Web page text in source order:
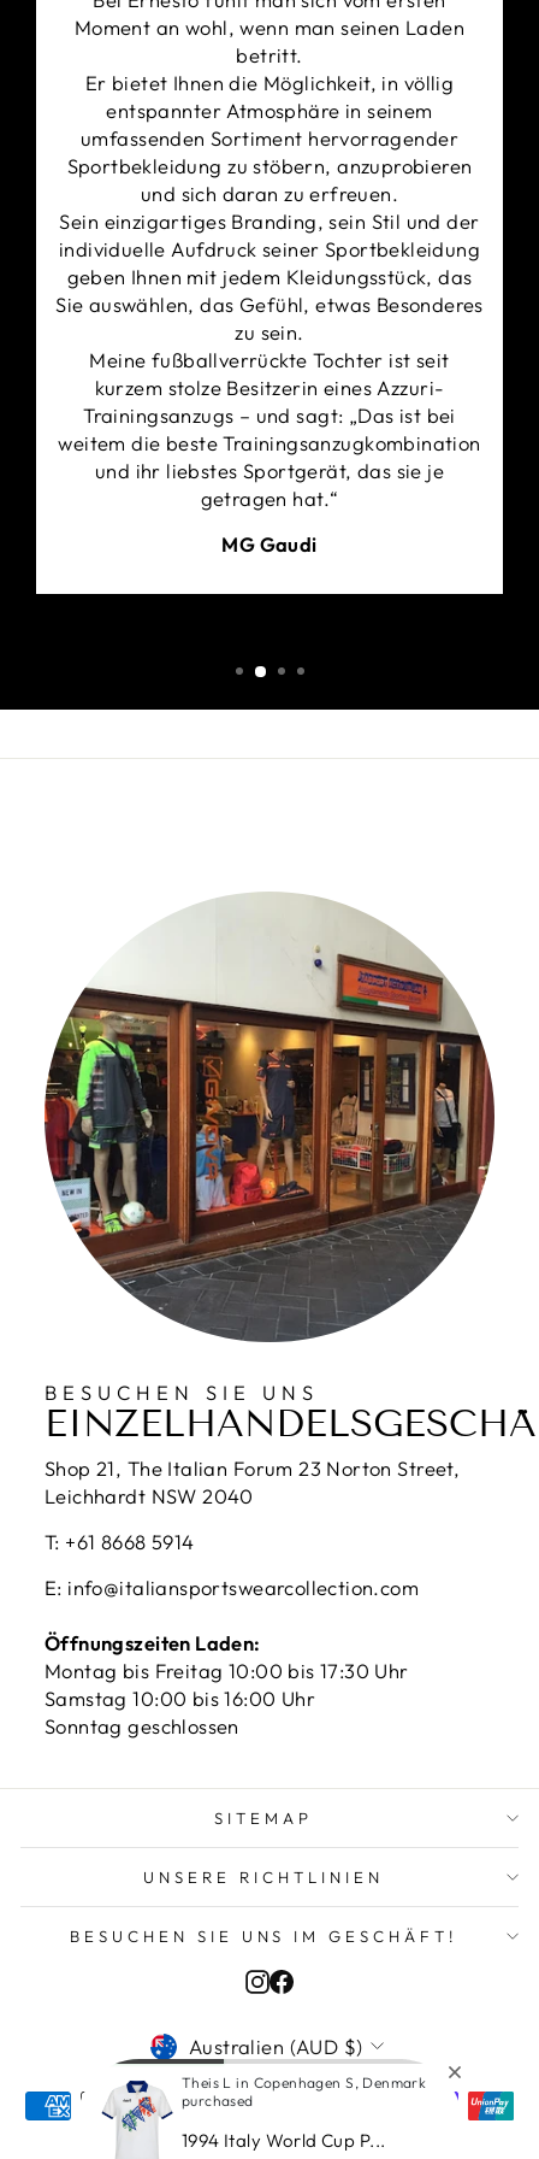
Gestaltet mit den charakteristischen Kappa-
Omini-Logo-Seitenpaneelen an beiden
Schultern.
Gesticktes Kappa-Design auf der rechten
Brustseite.
Napoli-Logo im Thermotransfer
Moment an wohl, wenn man seinen Laden
betritt.
Er bietet Ihnen die Möglichkeit, in völlig
entspannter Atmosphäre in seinem
umfassenden Sortiment hervorragender
Sportbekleidung zu stöbern, anzuprobieren
und sich daran zu erfreuen.
Sein einzigartiges Branding, sein Stil und der
individuelle Aufdruck seiner Sportbekleidung
geben Ihnen mit jedem Kleidungsstück, das
Sie auswählen, das Gefühl, etwas Besonderes
zu sein.
Meine fußballverrückte Tochter ist seit
kurzem stolze Besitzerin eines Azzuri-
Trainingsanzugs – und sagt: „Das ist bei
weitem die beste Trainingsanzugkombination
und ihr liebstes Sportgerät, das sie je
getragen hat.“
MG Gaudi
BESUCHEN SIE UNS
Shop 21, The Italian Forum 23 Norton Street,
Leichhardt NSW 2040
T: +61 8668 5914
E: info@italiansportswearcollection.com
Öffnungszeiten Laden:
Montag bis Freitag 10:00 bis 17:30 Uhr
Samstag 10:00 bis 16:00 Uhr
Sonntag geschlossen
SITEMAP
UNSERE RICHTLINIEN
BESUCHEN SIE UNS IM GESCHÄFT!
Instagram
Facebook
WÄHRUNG
Australien (AUD $)
Theis L in Copenhagen S, Denmark
purchased
1994 Italy World Cup P...